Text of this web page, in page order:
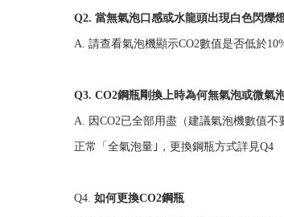
Q2. 當無氣泡口感或水龍頭出現白色閃爍
A. 請查看氣泡機顯示CO2數值是否低於
Q3. CO2鋼瓶剛換上時為何無氣泡或微氣
A. 因CO2已全部用盡（建議氣泡機數值
正常「全氣泡量｣，更換鋼瓶方式詳見Q4
Q4. 如何更換CO2鋼瓶